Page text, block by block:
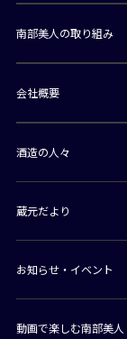
南部美人の取り組み
会社概要
酒造の人々
蔵元だより
お知らせ・イベント
動画で楽しむ南部美人